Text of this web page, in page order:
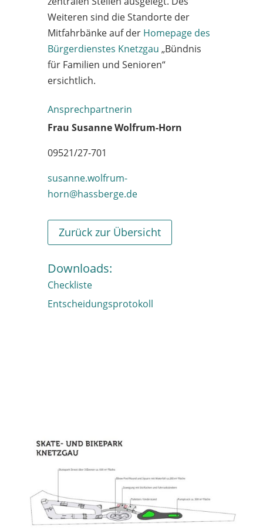
Weiteren sind die Standorte der
Mitfahrbänke auf der Homepage des
Bürgerdienstes Knetzgau „Bündnis
für Familien und Senioren“
ersichtlich.
Ansprechpartnerin
Frau Susanne Wolfrum-Horn
09521/27-701
susanne.wolfrum-
horn@hassberge.de
Zurück zur Übersicht
Downloads:
Checkliste
Entscheidungsprotokoll